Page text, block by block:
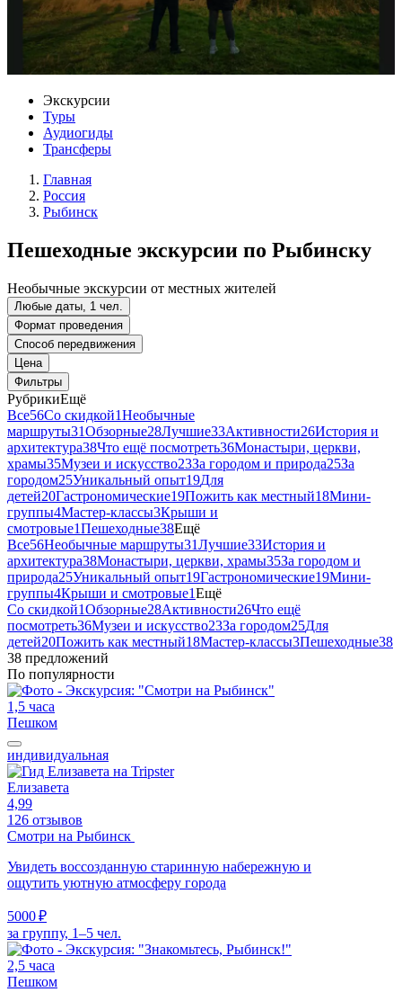
Экскурсии
Туры
Аудиогиды
Трансферы
Главная
Россия
Рыбинск
Пешеходные экскурсии по Рыбинску
Необычные экскурсии от местных жителей
Любые даты, 1 чел.
Формат проведения
Способ передвижения
Цена
Фильтры
РубрикиЕщё
Все56Со скидкой1Необычные
маршруты31Обзорные28Лучшие33Активности26История и
архитектура38Что ещё посмотреть36Монастыри, церкви,
храмы35Музеи и искусство23За городом и природа25За
городом25Уникальный опыт19Для
детей20Гастрономические19Пожить как местный18Мини-
группы4Мастер-классы3Крыши и
смотровые1Пешеходные38Ещё
Все56Необычные маршруты31Лучшие33История и
архитектура38Монастыри, церкви, храмы35За городом и
природа25Уникальный опыт19Гастрономические19Мини-
группы4Крыши и смотровые1Ещё
Со скидкой1Обзорные28Активности26Что ещё
посмотреть36Музеи и искусство23За городом25Для
детей20Пожить как местный18Мастер-классы3Пешеходные38
38 предложений
По популярности
1,5 часа
Пешком
индивидуальная
Елизавета
4,99
126 отзывов
Смотри на Рыбинск
Увидеть воссозданную старинную набережную и
ощутить уютную атмосферу города
5000 ₽
за группу, 1–5 чел.
2,5 часа
Пешком